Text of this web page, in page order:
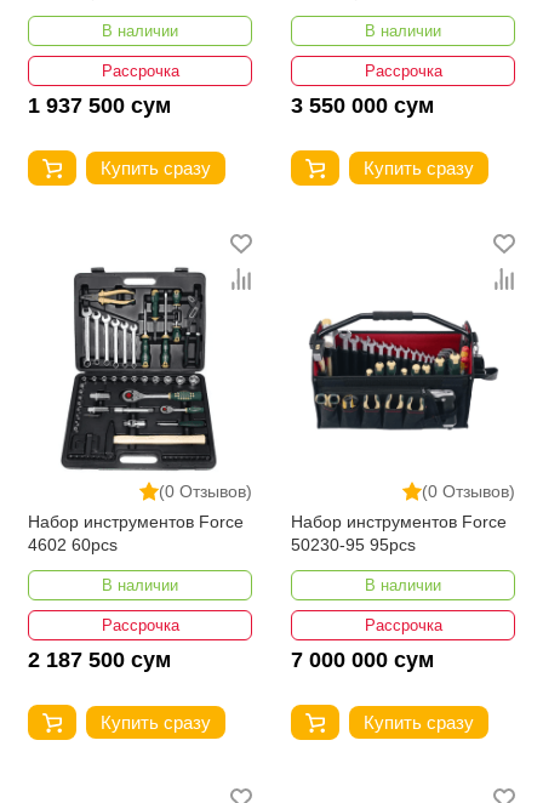
В наличии
Рассрочка
1 937 500 сум
Купить сразу
В наличии
Рассрочка
3 550 000 сум
Купить сразу
(0 Отзывов)
Набор инструментов Force
4602 60pcs
В наличии
Рассрочка
2 187 500 сум
Купить сразу
(0 Отзывов)
Набор инструментов Force
50230-95 95pcs
В наличии
Рассрочка
7 000 000 сум
Купить сразу